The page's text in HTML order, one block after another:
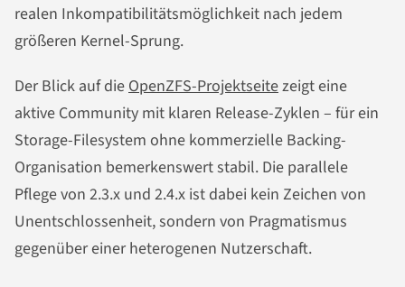
realen Inkompatibilitätsmöglichkeit nach jedem
größeren Kernel-Sprung.
Der Blick auf dieOpenZFS-Projektseitezeigt eine
aktive Community mit klaren Release-Zyklen – für ein
Storage-Filesystem ohne kommerzielle Backing-
Organisation bemerkenswert stabil. Die parallele
Pflege von 2.3.x und 2.4.x ist dabei kein Zeichen von
Unentschlossenheit, sondern von Pragmatismus
gegenüber einer heterogenen Nutzerschaft.